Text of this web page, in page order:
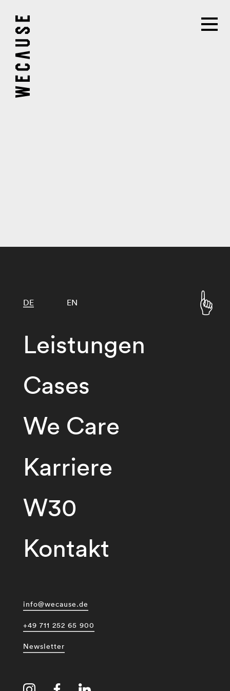
Leistungen
Cases
We Care
Karriere
W30
Kontakt
DE EN
info@wecause.de
+49 711 252 65 900
Newsletter